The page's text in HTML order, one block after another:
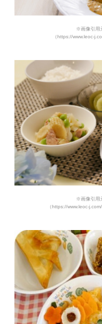
※画像引用
（https://www.leoc-
※画像引用
（https://www.leoc-